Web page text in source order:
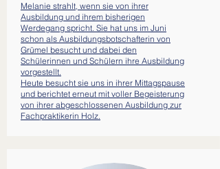
Melanie strahlt, wenn sie von ihrer
Ausbildung und ihrem bisherigen
Werdegang spricht. Sie hat uns im Juni
schon als Ausbildungsbotschafterin von
Grümel besucht und dabei den
Schülerinnen und Schülern ihre Ausbildung
vorgestellt.
Heute besucht sie uns in ihrer Mittagspause
und berichtet erneut mit voller Begeisterung
von ihrer abgeschlossenen Ausbildung zur
Fachpraktikerin Holz.